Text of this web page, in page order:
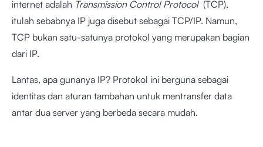
internet adalah Transmission Control Protocol(TCP),
itulah sebabnya IP juga disebut sebagai TCP/IP. Namun,
TCP bukan satu-satunya protokol yang merupakan bagian
dari IP.
Lantas, apa gunanya IP? Protokol ini berguna sebagai
identitas dan aturan tambahan untuk mentransfer data
antar dua server yang berbeda secara mudah.